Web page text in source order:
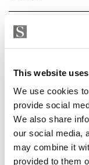
This website
We use cookies
provide social
We also share
our social media,
may combine it
provided to them
luonnetta, ja
kodinhoidolle.
löylyt ja pieni
palata yhä
Masterbedroom
omassa
pieneltä
kahdesta
TALOYHTIÖ